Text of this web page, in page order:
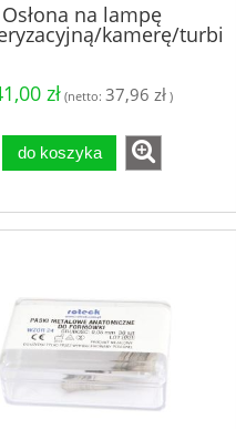
Osłona na lampę
kamerę/turbinę
100szt Roteck
zł (netto: 37,96 zł)
do koszyka